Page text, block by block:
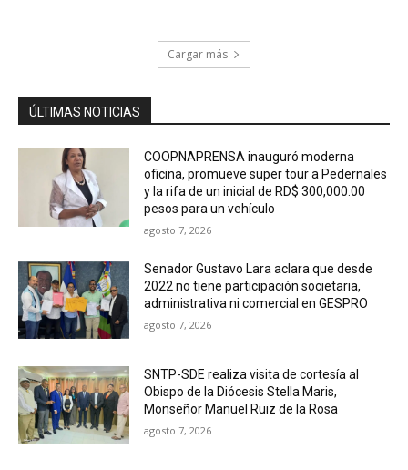
Cargar más
ÚLTIMAS NOTICIAS
COOPNAPRENSA inauguró moderna
oficina, promueve super tour a Pedernales
y la rifa de un inicial de RD$ 300,000.00
pesos para un vehículo
agosto 7, 2026
Senador Gustavo Lara aclara que desde
2022 no tiene participación societaria,
administrativa ni comercial en GESPRO
agosto 7, 2026
SNTP-SDE realiza visita de cortesía al
Obispo de la Diócesis Stella Maris,
Monseñor Manuel Ruiz de la Rosa
agosto 7, 2026